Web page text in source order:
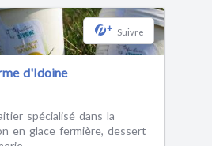
+ Suivre
d'Idoine
spécialisé dans la
glace fermière, dessert